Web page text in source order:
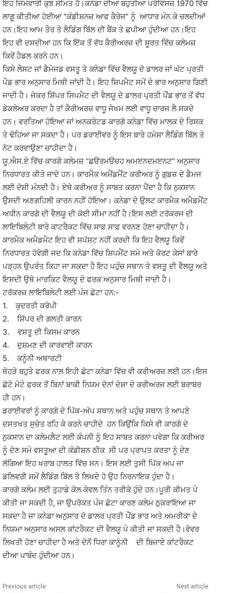
ਇਹ ਜਿੰਮੇਵਾਰੀ ਕੁਝ ਸੀਮਤ ਹੈ।ਕਨੇਡਾ ਦੀਆ ਬਹੁਤੀਆ ਪਰੋਵਿੰਸਜ਼ 1970 ਵਿੱਚ
ਲਾਗੂ ਕੀਤੀਆ ਹੋਈਆ “ਕੰਡੀਸ਼ਨਜ਼ ਆਫ ਕੈਰੇਜ” ਨੂੰ ਆਧਾਰ ਮੰਨ ਕੇ ਚਲਦੀਆਂ
ਹਨ।ਇਹ ਆਮ ਤੌਰ ਤੇ ਲੈਡਿੰਗ ਬਿੱਲ ਦੀ ਬੈਂਕ ਤੇ ਛਪੀਆ ਹੁੰਦੀਆ ਹਨ।ਇਹ
ਇਹ ਵੀ ਦਸਦੀਆ ਹਨ ਕਿ ਇੱਕ ਤੋਂ ਵੱਧ ਕੈਰੀਅਰਜ਼ ਦੀ ਸੂਰਤ ਵਿੱਚ ਕਲੇਮਜ਼
ਕਿਵੇਂ ਹੈਡਲ ਕਰਨੇ ਹਨ।
ਕਿਸੇ ਲੌਸਟ ਜਾਂ ਡੈਮੇਜਡ ਵਸਤੂ ਤੇ ਕਨੇਡਾ ਵਿੱਚ ਵੈਲਯੂ ਦੋ ਡਾਲਰ ਜਾਂ ਘੱਟ ਪ੍ਰਤੀ
ਪੌਡ ਭਾਰ ਅਨੁਸਾਰ ਮਿਥੀ ਜਾਂਦੀ ਹੈ। ਇਹ ਸ਼ਿਪਮੈਟ ਸਮੇਂ ਦੇ ਭਾਰ ਅਨੁਸਾਰ ਗਿਣੀ
ਜਾਦੀ ਹੈ। ਜੇਕਰ ਸ਼ਿੱਪਰ ਸਿਪਮੈਟ ਦੀ ਵੈਲਯੂ ਦੋ ਡਾਲਰ ਪ੍ਰਤੀ ਪੌਂਡ ਭਾਰ ਤੋਂ ਵੱਧ
ਡੇਕਲੇਅਰ ਕਰਦਾ ਹੈ ਤਾਂ ਕੈਰੀਅਰਜ਼ ਵਾਧੂ ਜੋਖਮ ਲਈ ਵਾਧੂ ਚਾਰਜ ਲੈ ਸਕਦੇ
ਹਨ। ਵਰਤਿਆ ਹੋਇਆ ਜਾਂ ਅਨਕਰੇਟਡ ਕਾਰਗੋ ਕਨੇਡਾ ਵਿੱਚ ਮਾਲਕ ਦੇ ਰਿਸਕ
ਤੇ ਢੋਹਿਆ ਜਾ ਸਕਦਾ ਹੈ। ਪਰ ਡਰਾਈਵਰ ਨੂੰ ਇਸ ਬਾਰੇ ਹਮੇਸ਼ਾ ਲੈਡਿੰਗ ਬਿੱਲ ਤੇ
ਨੋਟ ਕਰਵਾਉਣਾ ਚਾਹੀਦਾ ਹੈ।
ਯੂ.ਐਸ.ਏ ਵਿੱਚ ਕਾਰਗੋ ਕਲੇਮਜ਼ “ਛੳਰਮੳਚਹ ਅਮੲਨਦਮੲਨਟ” ਅਨੁਸਾਰ
ਨਿਰਧਾਰਤ ਕੀਤੇ ਜਾਦੇ ਹਨ। ਕਾਰਮੈਕ ਅਮੈਂਡਮੈਂਟ ਕਰੀਅਰ ਨੂੰ ਗੁਡਜ਼ ਦੇ ਡੈਮਜ
ਲਈ ਦੋਸ਼ੀ ਮੰਨਦੀ ਹੈ। ਏਥੇ ਕਰੀਅਰ ਨੂੰ ਸਾਬਤ ਕਰਨਾ ਪੈਂਦਾ ਹੈ ਕਿ ਨੁਕਸਾਨ
ੳੇੁਸਦੀ ਅਣਗਹਿਲੀ ਕਾਰਨ ਨਹੀਂ ਹੋਇਆ। ਕਨੇਡਾ ਦੇ ਉਲਟ ਕਾਰਮੈਕ ਅਮੈਡਮੈਂਟ
ਅਧੀਨ ਕਾਰਗੋ ਦੀ ਵੈਲਯੂ ਦੀ ਕੋਈ ਸੀਮਾ ਨਹੀਂ ਹੈ।ਇਸ ਲਈ ਟਰੱਕਰਜ ਦੀ
ਲਾਇਬਿਲੇਟੀ ਬਾਰੇ ਕਾਟਰੈਕਟ ਵਿੱਚ ਸਾਫ਼ ਸਾਫ਼ ਵਰਨਣ ਹੋਣਾ ਚਾਹੀਦਾ ਹੈ।
ਕਾਰਮੈਕ ਅਮੈਡਮੈਟ ਇਹ ਵੀ ਸਪੱਸ਼ਟ ਨਹੀਂ ਕਰਦੀ ਕਿ ਇਹ ਵੈਲਯੂ ਕਿਵੇਂ
ਨਿਰਧਾਰਤ ਹੋਵੇਗੀ ਜਦ ਕਿ ਕਨੇਡਾ ਵਿੱਚ ਸ਼ਿਪਮੈਂਟ ਸਮੇ ਅਤੇ ਕੋਰਟ ਕੇਸਾਂ ਬਾਰੇ
ਪੜ੍ਹਨ ਉਪਰੰਤ ਕਿਹਾ ਜਾ ਸਕਦਾ ਹੈ ਇਹ ਪਹੁੰਚ ਸਥਾਨ ਤੇ ਵਸਤੂ ਦੀ ਵੈਲਯੂ ਅਤੇ
ਇਸਦੀ ਉਥੇ ਮਾਰਕਿਟ ਵੈਲਯੂ ਦੇ ਫਰਕ ਅਨੁਸਾਰ ਮਿਥੀ ਜਾਦੀ ਹੈ।
ਟਰੱਕਰਜ਼ ਲਾਇਬਿਲੇਟੀ ਲਈ ਪੰਜ ਛੋਟਾ ਹਨ:-
1. ਕੁਦਰਤੀ ਕਰੋਪੀ
2. ਸ਼ਿੱਪਰ ਦੀ ਗਲਤੀ ਕਾਰਨ
3. ਵਸਤੂ ਦੀ ਕਿਸਮ ਕਾਰਨ
4. ਦੁਸ਼ਮਣ ਦੀ ਕਾਰਵਾਈ ਕਾਰਨ
5. ਕਨੂੰਨੀ ਅਥਾਰਟੀ
ਥੋਹੜੇ ਬਹੁਤੇ ਫਰਕ ਨਾਲ ਇਹੀ ਛੋਟਾ ਕਨੇਡਾ ਵਿੱਚ ਵੀ ਕਰੀਅਰਜ਼ ਲਈ ਹਨ।ਇਸ
ਛੋਟੇ ਮੋਟੇ ਫਰਕ ਤੋਂ ਬਿਨਾਂ ਬਾਕੀ ਨਿਯਮ ਦੋਨਾਂ ਦੇਸ਼ਾ ਦੇ ਕਰੀਅਰਜ ਲਈ ਬਰਾਬਰ
ਹੀ ਹਨ।
ਡਰਾਈਵਰਾਂ ਨੂੰ ਕਾਰਗੋ ਦੇ ਪਿੱਕ-ਅੱਪ ਸਥਾਨ ਅਤੇ ਪਹੁੰਚ ਸਥਾਨ ਤੇ ਆਪਣੇ
ਦਸਤਖਤ ਸੁਚੇਤ ਰਹਿ ਕੇ ਕਰਨੇ ਚਾਹੀਦੇ ਹਨ ਕਿਉਂਕਿ ਕਿਸੇ ਵੀ ਕਾਰਗੋ ਦੇ
ਨੁਕਸਾਨ ਦਾ ਕਲੇਮਲ਼ੈਟ ਲਈ ਕੰਪਨੀ ਨੂੰ ਇਹ ਸਾਬਤ ਕਰਨਾ ਪਵੇਗਾ ਕਿ ਕਰੀਅਰ
ਨੂੰ ਦੇਣ ਸਮੇ ਵਸਤੂਆ ਦੀ ਕੰਡੀਸ਼ਨ ਠੀਕ ਸੀ ਪਰ ਪ੍ਰਾਪਤ ਕਰਤਾ ਨੂੰ ਦੇਣ
ਲੱਗਿਆ ਇਹ ਖਰਾਬ ਹਾਲਤ ਵਿੱਚ ਸਨ। ਇਸ ਲਈ ਤੁਸੀ ਪਿੱਕ ਅਪ ਜਾ
ਡਲਿਵਰੀ ਸਮੇਂ ਲੈਡਿੰਗ ਬਿੱਲ ਤੇ ਲਿਖਦੇ ਹੋ ਉਹ ਨਿਰਨਾਇਕ ਹੁੰਦਾ ਹੈ।
ਕਾਰਗੋ ਕਲੇਮ ਲਈ ਤੁਹਾਡੇ ਕੋਲ ਕੇਵਲ ਤਿੰਨ ਤਰੀਕੇ ਹੁੰਦੇ ਹਨ।ਪੂਰੀ ਕੀਮਤ ਪੇ
ਕੀਤੀ ਜਾ ਸਕਦੀ ਹੈ, ਜਾ ਉਪਰੋਕਤ ਪੰਜ ਛੋਟਾ ਕਾਰਣ ਕਲੇਮ ਠੁਕਰਾਇਆ ਜਾ
ਸਕਦਾ ਹੈ ਜਾ ਕਨੇਡਾ ਅਨੁਸਾਰ ਦੋ ਡਾਲਰ ਪ੍ਰਤੀ ਪੌਂਡ ਭਾਰ ਅਤੇ ਅਮਰੀਕਾ ਦੇ
ਨਿਯਮਾ ਅਨੁਸਾਰ ਅਸਲ ਕਾਂਟਰੈਕਟ ਦੀ ਵੈਲਯੂ ਪੇ ਕੀਤੀ ਜਾ ਸਕਦੀ ਹੈ।ਵੇਵਰ
ਲਿਖਤੀ ਹੋਣਾ ਚਾਹੀਦਾ ਹੈ ਅਤੇ ਦੋਨੋਂ ਧਿਰਾ ਕਾਨੂੰਨੀ ਦੀ ਬਿਜਾਏ ਕਾਂਟਰੈਕਟ
ਦੀਆ ਪਾਬੰਦ ਹੁੰਦੀਆ ਹਨ।
Previous article Next article